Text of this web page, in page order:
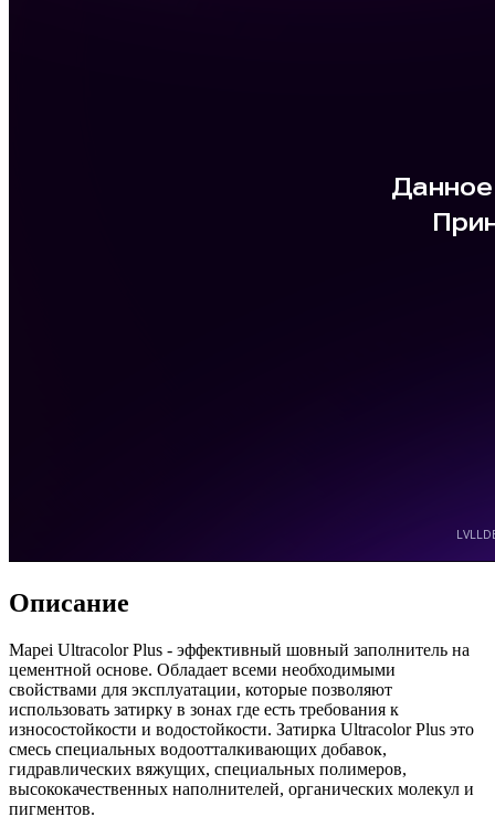
Описание
Mapei Ultracolor Plus - эффективный шовный заполнитель на
цементной основе. Обладает всеми необходимыми
свойствами для эксплуатации, которые позволяют
использовать затирку в зонах где есть требования к
износостойкости и водостойкости. Затирка Ultracolor Plus это
смесь специальных водоотталкивающих добавок,
гидравлических вяжущих, специальных полимеров,
высококачественных наполнителей, органических молекул и
пигментов.